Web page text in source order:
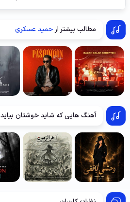
مطالب بیشتر ازحمید عسکری
آهنگ هایی که شاید خوشتان بیاید